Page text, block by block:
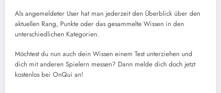
Als angemeldeter User hat man jederzeit den Überblick über den
aktuellen Rang, Punkte oder das gesammelte Wissen in den
unterschiedlichen Kategorien.
Möchtest du nun auch dein Wissen einem Test unterziehen und
dich mit anderen Spielern messen? Dann melde dich doch jetzt
kostenlos bei OnQui an!